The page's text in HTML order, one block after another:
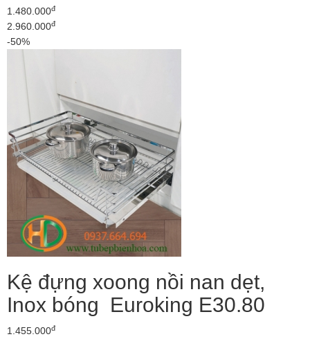
1.480.000đ
2.960.000đ
-50%
Kệ đựng xoong nồi nan dẹt,
Inox bóng Euroking E30.80
1.455.000đ